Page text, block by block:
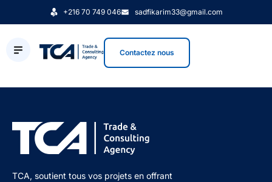
+216 70 749 046 sadfikarim33@gmail.com
Contactez nous
TCA, soutient tous vos projets en offrant